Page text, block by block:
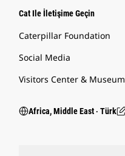
Cat Ile İletişime Geçin
Caterpillar Foundation
Social Media
Visitors Center & Museum
Africa, Middle East ‧ Türk